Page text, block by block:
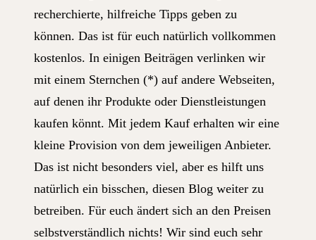
recherchierte, hilfreiche Tipps geben zu
können. Das ist für euch natürlich vollkommen
kostenlos. In einigen Beiträgen verlinken wir
mit einem Sternchen (*) auf andere Webseiten,
auf denen ihr Produkte oder Dienstleistungen
kaufen könnt. Mit jedem Kauf erhalten wir eine
kleine Provision von dem jeweiligen Anbieter.
Das ist nicht besonders viel, aber es hilft uns
natürlich ein bisschen, diesen Blog weiter zu
betreiben. Für euch ändert sich an den Preisen
selbstverständlich nichts! Wir sind euch sehr